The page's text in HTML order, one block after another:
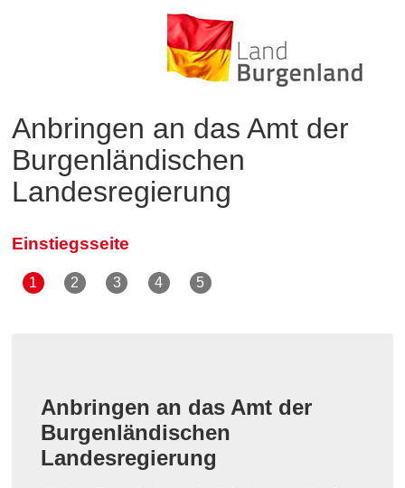
Anbringen an das Amt der
Burgenländischen
Landesregierung
Einstiegsseite
Anbringen an das Amt der
Burgenländischen
Landesregierung